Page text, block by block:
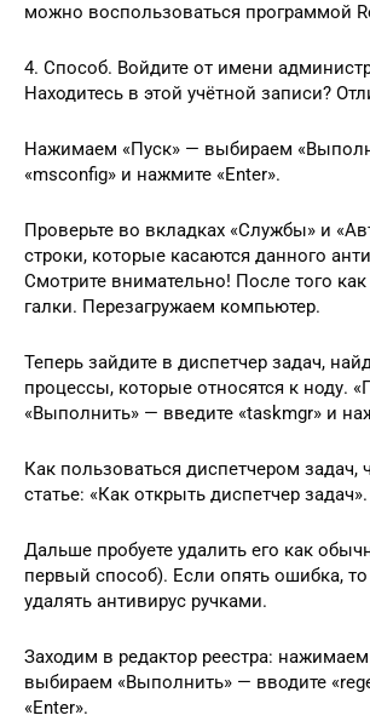
можно воспользоваться программой
4. Способ. Войдите от имени
Находитесь в этой учётной записи?
Нажимаем «Пуск» — выбираем
«msconfig» и нажмите «Enter».
Проверьте во вкладках «Службы» и
строки, которые касаются данного
Смотрите внимательно! После того как
галки. Перезагружаем компьютер.
Теперь зайдите в диспетчер задач,
процессы, которые относятся к ноду.
«Выполнить» — введите «taskmgr» и
Как пользоваться диспетчером задач,
статье: «Как открыть диспетчер задач».
Дальше пробуете удалить его как
первый способ). Если опять ошибка, то
удалять антивирус ручками.
Заходим в редактор реестра:
выбираем «Выполнить» — вводите
«Enter».